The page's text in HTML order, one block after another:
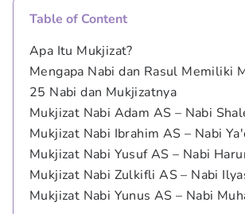
Table of Content
Apa Itu Mukjizat?
Mengapa Nabi dan Rasul Memiliki
25 Nabi dan Mukjizatnya
Mukjizat Nabi Adam AS – Nabi
Mukjizat Nabi Ibrahim AS – Nabi
Mukjizat Nabi Yusuf AS – Nabi
Mukjizat Nabi Zulkifli AS – Nabi
Mukjizat Nabi Yunus AS – Nabi